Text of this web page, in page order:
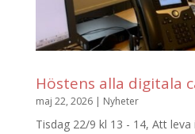
Höstens alla digitala
maj 22, 2026| Nyheter
Tisdag 22/9 kl 13 - 14, Att